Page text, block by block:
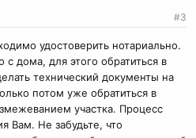
#3
удостоверить нотариально.
дома, для этого обратиться в
технический документы на
потом уже обратиться в
участка. Процесс
Вам. Не забудьте, что